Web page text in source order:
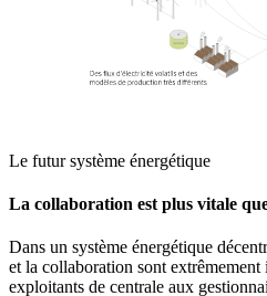
Le futur système énergétique​
La collaboration est plus vitale
Dans un système énergétique
et la collaboration sont extrêmement
exploitants de centrale aux